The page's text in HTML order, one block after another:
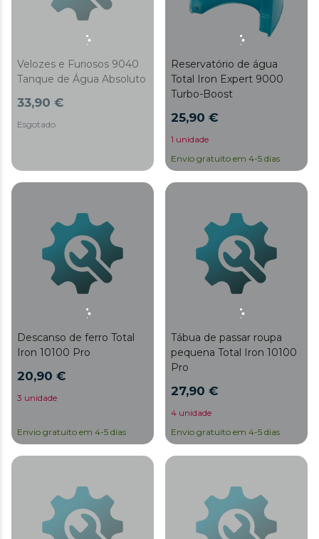
Velozes e Furiosos 9040
Tanque de Água Absoluto
33,90 €
Esgotado
Reservatório de água
Total Iron Expert 9000
Turbo-Boost
25,90 €
1 unidade
Envio gratuito em 4-5 dias
Descanso de ferro Total
Iron 10100 Pro
20,90 €
3 unidade
Envio gratuito em 4-5 dias
Tábua de passar roupa
pequena Total Iron 10100
Pro
27,90 €
4 unidade
Envio gratuito em 4-5 dias